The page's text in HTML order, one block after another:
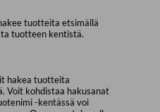
tuotteita etsimällä
tuotteen kentistä.
hakea tuotteita
Voit kohdistaa hakusanat
-kentässä voi